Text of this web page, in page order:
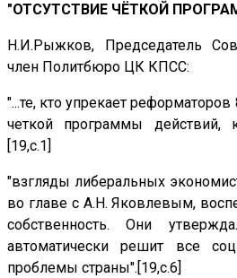
"ОТСУТСТВИЕ ЧЁТКОЙ
Н.И.Рыжков, Председатель
член Политбюро ЦК КПСС:
"...те, кто упрекает реформаторов
четкой программы действий,
[19,с.1]
"взгляды либеральных
во главе с А.Н. Яковлевым,
собственность. Они
автоматически решит все
проблемы страны".[19,с.6]